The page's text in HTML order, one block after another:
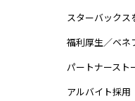
スターバックス
福利厚生／ベネ
パートナースト
アルバイト採用